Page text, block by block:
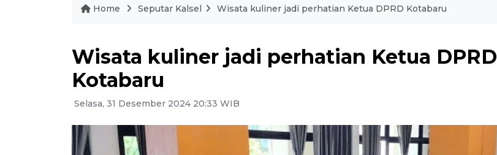
Home Seputar Kalsel Wisata kuliner jadi perhatian Ketua DPRD Kotabaru
Wisata kuliner jadi perhatian Ketua DPRD
Kotabaru
Selasa, 31 Desember 2024 20:33 WIB